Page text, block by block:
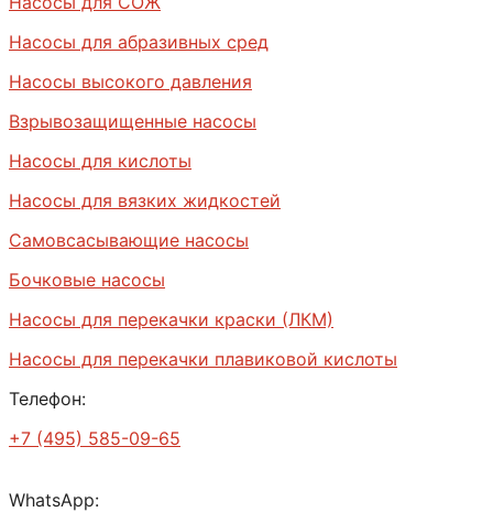
Насосы для абразивных сред
Насосы высокого давления
Взрывозащищенные насосы
Насосы для кислоты
Насосы для вязких жидкостей
Самовсасывающие насосы
Бочковые насосы
Насосы для перекачки краски (ЛКМ)
Насосы для перекачки плавиковой кислоты
Телефон:
+7 (495) 585-09-65
WhatsApp: